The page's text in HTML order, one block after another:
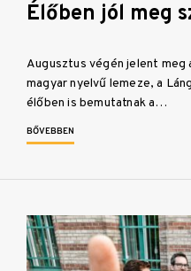
Élőben jól meg
Augusztus végén jelent meg
magyar nyelvű lemeze, a
élőben is bemutatnak a…
BŐVEBBEN